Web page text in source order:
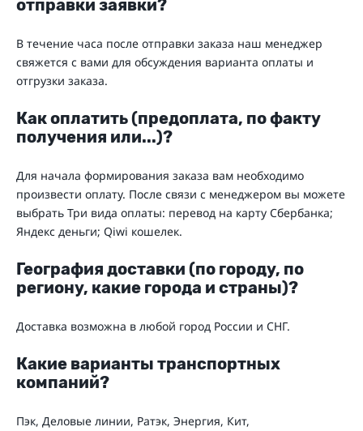
отправки заявки?
В течение часа после отправки заказа наш менеджер
свяжется с вами для обсуждения варианта оплаты и
отгрузки заказа.
Как оплатить (предоплата, по факту
получения или...)?
Для начала формирования заказа вам необходимо
произвести оплату. После связи с менеджером вы можете
выбрать Три вида оплаты: перевод на карту Cбербанка;
Яндекс деньги; Qiwi кошелек.
География доставки (по городу, по
региону, какие города и страны)?
Доставка возможна в любой город России и СНГ.
Какие варианты транспортных
компаний?
Пэк, Деловые линии, Ратэк, Энергия, Кит,